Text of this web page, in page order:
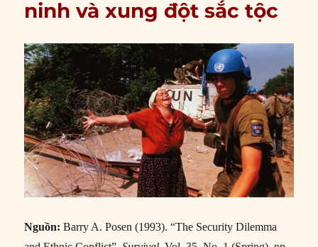
Nguồn:Barry A. Posen (1993). “The Security Dilemma
and Ethnic Conflict”,Survival, Vol. 35, No. 1 (Spring), pp.
27-47.>>PDF
Biên dịch:Phan Đoàn Hoài Trinh |Hiệu đính:Nguyễn Võ
Dân Sinh
Cùng với sự kết thúc Chiến tranh Lạnh là sự nổi lên của các